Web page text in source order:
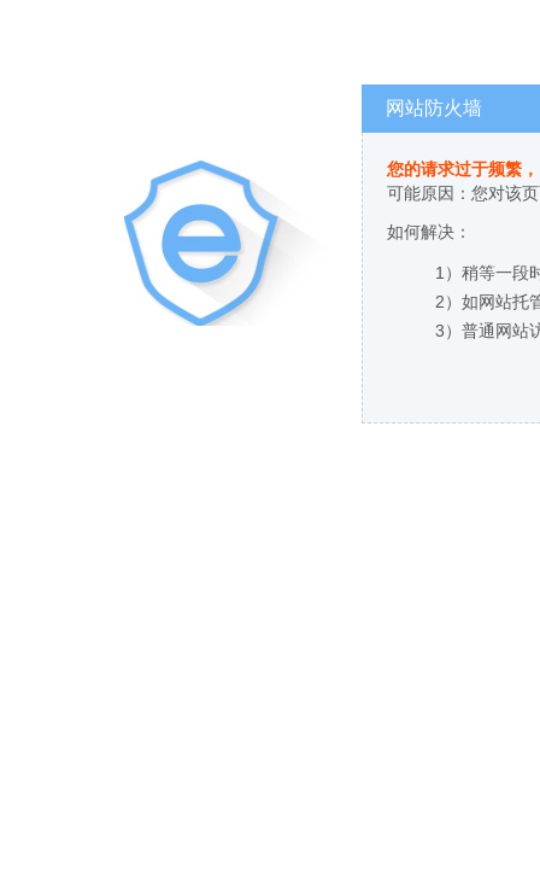
网站防火墙
您的请求过于频繁
可能原因：您对该
如何解决：
1）稍等一段
2）如网站托
3）普通网站